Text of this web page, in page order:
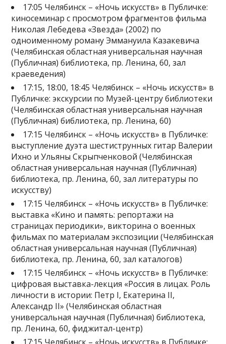
17:05 Челябинск – «Ночь искусств» в Публичке:
киносеминар с просмотром фрагментов фильма
Николая Лебедева «Звезда» (2002) по
одноименному роману Эммануила Казакевича
(Челябинская областная универсальная научная
(Публичная) библиотека, пр. Ленина, 60, зал
краеведения)
17:15, 18:00, 18:45 Челябинск – «Ночь искусств» в
Публичке: экскурсии по Музей-центру библиотеки
(Челябинская областная универсальная научная
(Публичная) библиотека, пр. Ленина, 60)
17:15 Челябинск – «Ночь искусств» в Публичке:
выступление дуэта шестиструнных гитар Валерии
Ихно и Ульяны Скрыпченковой (Челябинская
областная универсальная научная (Публичная)
библиотека, пр. Ленина, 60, зал литературы по
искусству)
17:15 Челябинск – «Ночь искусств» в Публичке:
выставка «Кино и память: репортажи на
страницах периодики», викторина о военных
фильмах по материалам экспозиции (Челябинская
областная универсальная научная (Публичная)
библиотека, пр. Ленина, 60, зал каталогов)
17:15 Челябинск – «Ночь искусств» в Публичке:
цифровая выставка-лекция «Россия в лицах. Роль
личности в истории: Петр I, Екатерина II,
Александр II» (Челябинская областная
универсальная научная (Публичная) библиотека,
пр. Ленина, 60, фиджитал-центр)